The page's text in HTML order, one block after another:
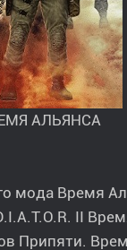
АЛЬЯНСА
мода Время
II
Припяти.